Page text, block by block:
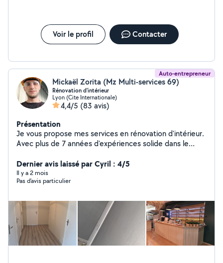
Voir le profil Contacter
Auto-entrepreneur
Mickaël Zorita (Mz Multi-services 69)
Rénovation d'intérieur
Lyon (Cite Internationale)
4,4/5 (83 avis)
Présentation
Je vous propose mes services en rénovation d'intérieur.
Avec plus de 7 années d'expériences solide dans le
afin d'améliorer vos espaces de vie , vos locaux ,
bureaux, domicile, etc... N'hésitez pas à me contacter
en privée pour plus d'informations. Au plaisir de vous
Dernier avis laissé par Cyril : 4/5
Il y a 2 mois
Pas d’avis particulier